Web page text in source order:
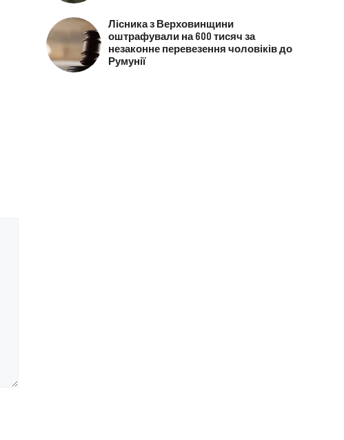
Лісника з Верховинщини
оштрафували на 600 тисяч за
незаконне перевезення чоловіків до
Румунії